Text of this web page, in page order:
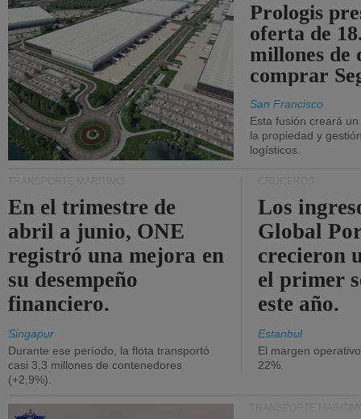
Prologis
oferta de
millones de
comprar
San Francisco
Esta fusión creará
la propiedad y
logísticos.
En el trimestre de
abril a junio, ONE
registró una mejora en
su desempeño
financiero.
Singapur
Durante ese período, la flota transportó
casi 3,3 millones de contenedores
(+2,9%).
Los
Global
crecieron
el primer
este año.
Estanbul
El margen
22%.